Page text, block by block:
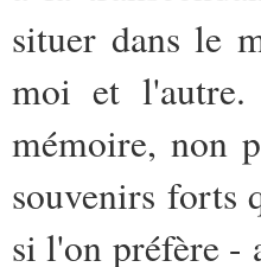
situer dans le
moi et l'autre.
mémoire, non
souvenirs forts
si l'on préfère -